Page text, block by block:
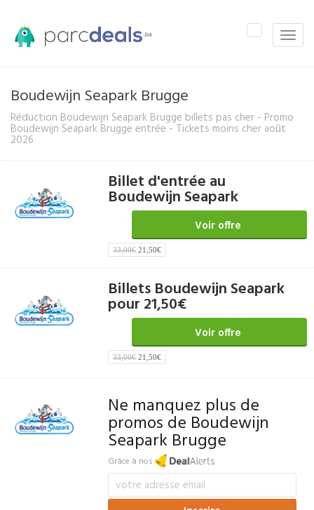
Toggle
Toggle
navigation
Boudewijn Seapark Brugge
Réduction Boudewijn Seapark Brugge billets pas cher - Promo
Boudewijn Seapark Brugge entrée - Tickets moins cher août
2026
Billet d'entrée au
Boudewijn Seapark
Voir offre
33,00€ 21,50€
Billets Boudewijn Seapark
pour 21,50€
Voir offre
33,00€ 21,50€
Ne manquez plus de
promos de Boudewijn
Seapark Brugge
Grâce à nos